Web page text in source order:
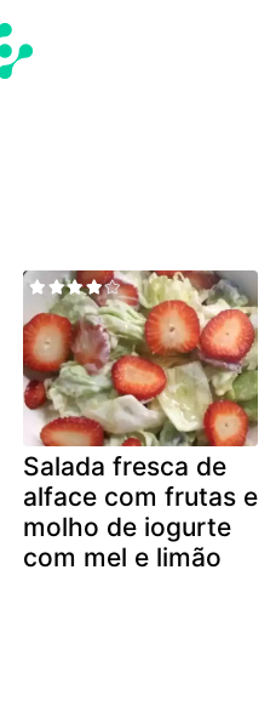
Salada fresca de
alface com frutas e
molho de iogurte
com mel e limão